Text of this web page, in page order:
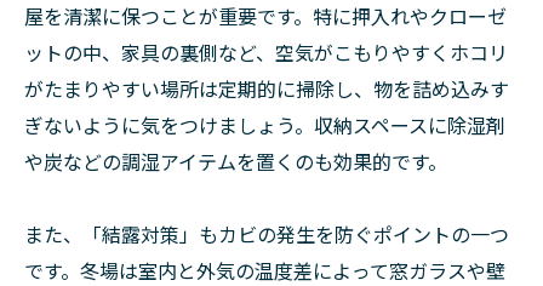
屋を清潔に保つことが重要です。特に押入れやクローゼ
ットの中、家具の裏側など、空気がこもりやすくホコリ
がたまりやすい場所は定期的に掃除し、物を詰め込みす
ぎないように気をつけましょう。収納スペースに除湿剤
や炭などの調湿アイテムを置くのも効果的です。
また、「結露対策」もカビの発生を防ぐポイントの一つ
です。冬場は室内と外気の温度差によって窓ガラスや壁